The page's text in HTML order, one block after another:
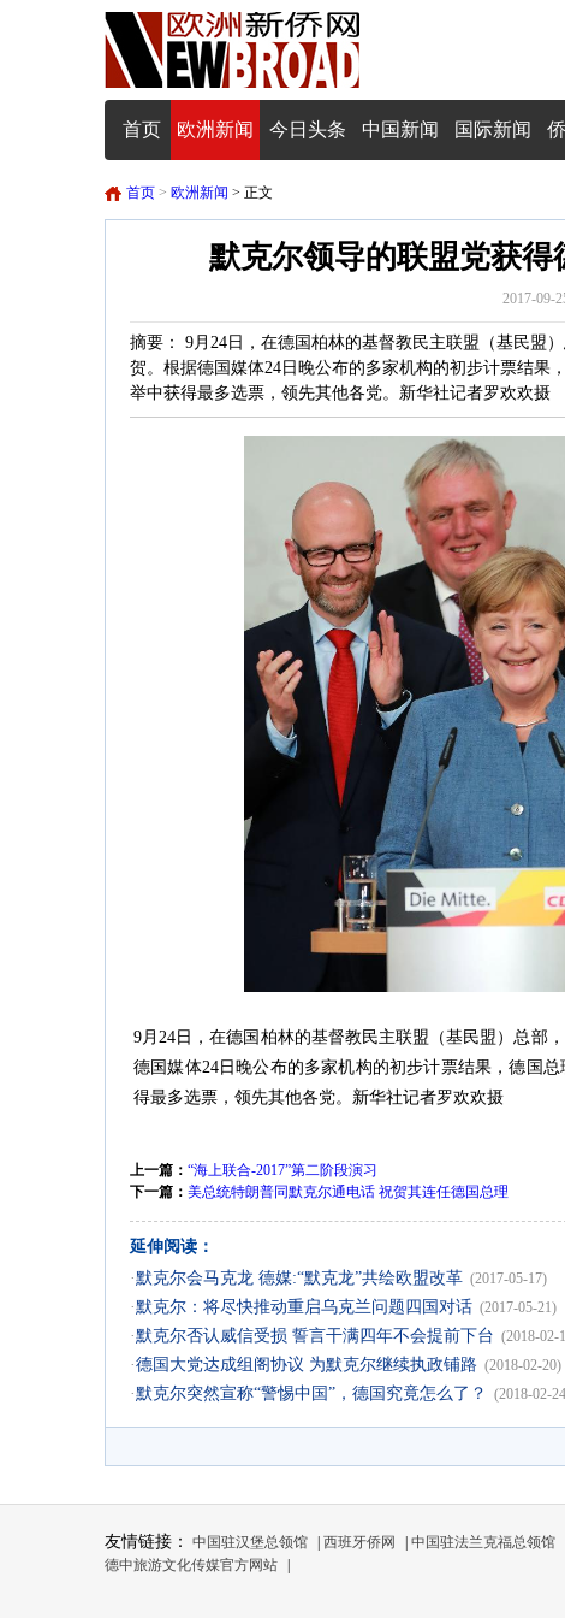
首页 欧洲新闻 今日头条 中国新闻 国际新闻
首页 > 欧洲新闻 > 正文
默克尔领导的联盟党获
2017-09-
摘要： 9月24日，在德国柏林的基督教民主联盟（基民盟
贺。根据德国媒体24日晚公布的多家机构的初步计票结果
举中获得最多选票，领先其他各党。新华社记者罗欢欢摄
9月24日，在德国柏林的基督教民主联盟（基民盟）总部
德国媒体24日晚公布的多家机构的初步计票结果，德国
得最多选票，领先其他各党。新华社记者罗欢欢摄
上一篇： “海上联合-2017”第二阶段演习
下一篇： 美总统特朗普同默克尔通电话 祝贺其连任德国总理
延伸阅读：
·默克尔会马克龙 德媒:“默克龙”共绘欧盟改革 (2017-05-17)
·默克尔：将尽快推动重启乌克兰问题四国对话 (2017-05-21)
·默克尔否认威信受损 誓言干满四年不会提前下台 (2018-02-
·德国大党达成组阁协议 为默克尔继续执政铺路 (2018-02-20)
·默克尔突然宣称“警惕中国”，德国究竟怎么了？ (2018-02-
友情链接： 中国驻汉堡总领馆 西班牙侨网 中国驻法兰克福总领馆
德中旅游文化传媒官方网站